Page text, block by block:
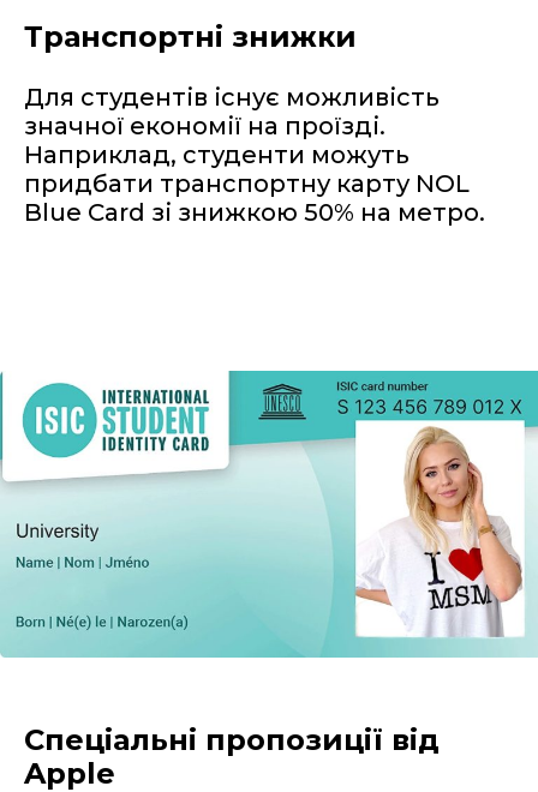
Транспортні знижки
Для студентів існує можливість
значної економії на проїзді.
Наприклад, студенти можуть
придбати транспортну карту NOL
Blue Card зі знижкою 50% на метро.
Спеціальні пропозиції від
Apple